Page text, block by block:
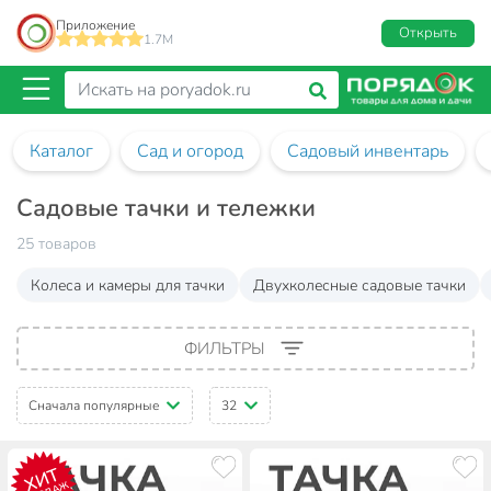
Приложение
1.7M
Открыть
Каталог Сад и огород Садовый инвентарь
Садовые тачки и тележки
25 товаров
Колеса и камеры для тачки
Двухколесные садовые тачки
ФИЛЬТРЫ
Сначала популярные 32
ХИТ